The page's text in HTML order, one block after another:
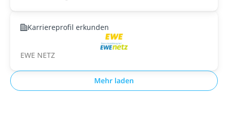
Karriereprofil erkunden
EWE NETZ
Mehr laden